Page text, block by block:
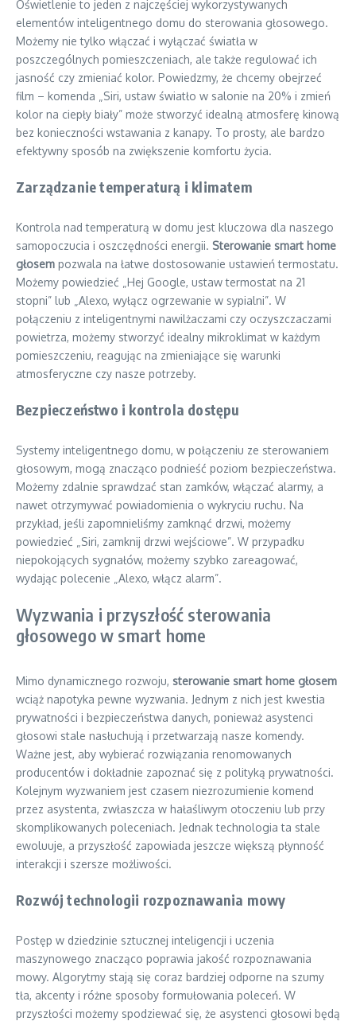
Oświetlenie to jeden z najczęściej wykorzystywanych
elementów inteligentnego domu do sterowania głosowego.
Możemy nie tylko włączać i wyłączać światła w
poszczególnych pomieszczeniach, ale także regulować ich
jasność czy zmieniać kolor. Powiedzmy, że chcemy obejrzeć
film – komenda „Siri, ustaw światło w salonie na 20% i zmień
kolor na ciepły biały” może stworzyć idealną atmosferę kinową
bez konieczności wstawania z kanapy. To prosty, ale bardzo
efektywny sposób na zwiększenie komfortu życia.
Zarządzanie temperaturą i klimatem
Kontrola nad temperaturą w domu jest kluczowa dla naszego
samopoczucia i oszczędności energii. Sterowanie smart home
głosem pozwala na łatwe dostosowanie ustawień termostatu.
Możemy powiedzieć „Hej Google, ustaw termostat na 21
stopni” lub „Alexo, wyłącz ogrzewanie w sypialni”. W
połączeniu z inteligentnymi nawilżaczami czy oczyszczaczami
powietrza, możemy stworzyć idealny mikroklimat w każdym
pomieszczeniu, reagując na zmieniające się warunki
atmosferyczne czy nasze potrzeby.
Bezpieczeństwo i kontrola dostępu
Systemy inteligentnego domu, w połączeniu ze sterowaniem
głosowym, mogą znacząco podnieść poziom bezpieczeństwa.
Możemy zdalnie sprawdzać stan zamków, włączać alarmy, a
nawet otrzymywać powiadomienia o wykryciu ruchu. Na
przykład, jeśli zapomnieliśmy zamknąć drzwi, możemy
powiedzieć „Siri, zamknij drzwi wejściowe”. W przypadku
niepokojących sygnałów, możemy szybko zareagować,
wydając polecenie „Alexo, włącz alarm”.
Wyzwania i przyszłość sterowania
głosowego w smart home
Mimo dynamicznego rozwoju, sterowanie smart home głosem
wciąż napotyka pewne wyzwania. Jednym z nich jest kwestia
prywatności i bezpieczeństwa danych, ponieważ asystenci
głosowi stale nasłuchują i przetwarzają nasze komendy.
Ważne jest, aby wybierać rozwiązania renomowanych
producentów i dokładnie zapoznać się z polityką prywatności.
Kolejnym wyzwaniem jest czasem niezrozumienie komend
przez asystenta, zwłaszcza w hałaśliwym otoczeniu lub przy
skomplikowanych poleceniach. Jednak technologia ta stale
ewoluuje, a przyszłość zapowiada jeszcze większą płynność
interakcji i szersze możliwości.
Rozwój technologii rozpoznawania mowy
Postęp w dziedzinie sztucznej inteligencji i uczenia
maszynowego znacząco poprawia jakość rozpoznawania
mowy. Algorytmy stają się coraz bardziej odporne na szumy
tła, akcenty i różne sposoby formułowania poleceń. W
przyszłości możemy spodziewać się, że asystenci głosowi będą